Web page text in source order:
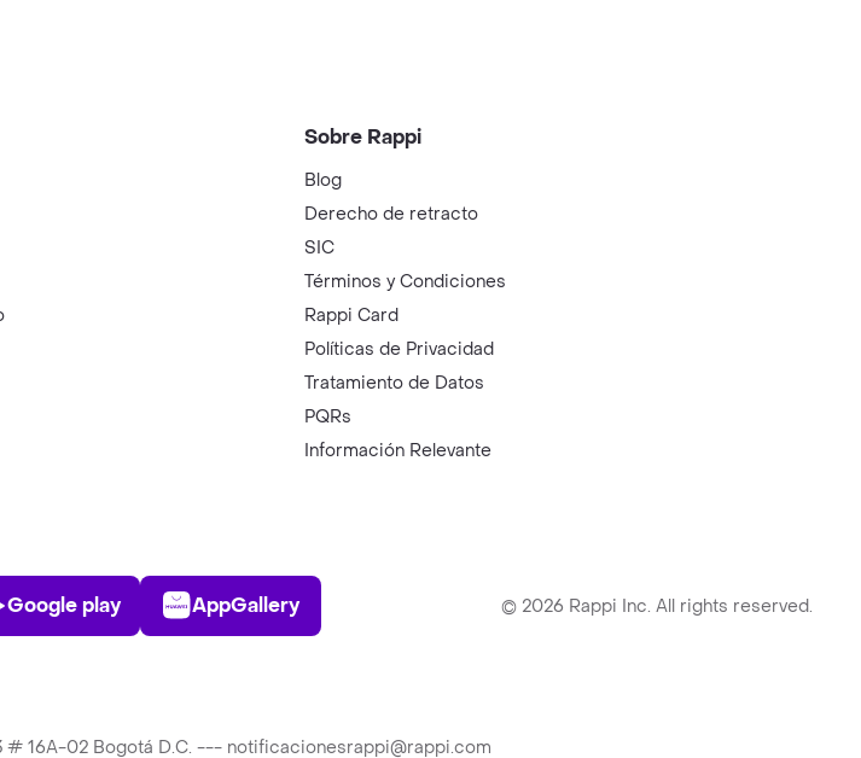
Sobre Rappi
Blog
Derecho de retracto
SIC
Términos y Condiciones
Rappi Card
Políticas de Privacidad
Tratamiento de Datos
PQRs
Información Relevante
Play Store
Google play
AppGallery
AppGallery © 2026 Rappi Inc. All rights reserved.
16A-02 Bogotá D.C. --- notificacionesrappi@rappi.com